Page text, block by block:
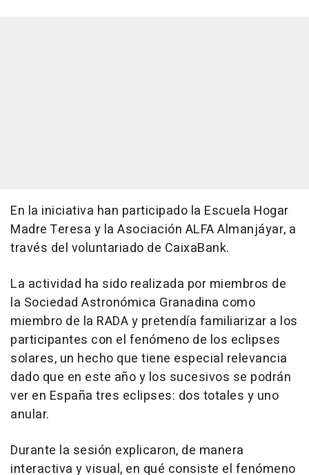
En la iniciativa han participado la Escuela Hogar
Madre Teresa y la Asociación ALFA Almanjáyar, a
través del voluntariado de CaixaBank.
La actividad ha sido realizada por miembros de
la Sociedad Astronómica Granadina como
miembro de la RADA y pretendía familiarizar a los
participantes con el fenómeno de los eclipses
solares, un hecho que tiene especial relevancia
dado que en este año y los sucesivos se podrán
ver en España tres eclipses: dos totales y uno
anular.
Durante la sesión explicaron, de manera
interactiva y visual, en qué consiste el fenómeno